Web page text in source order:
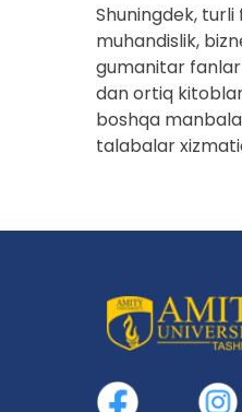
Shuningdek,
muhandislik,
gumanitar fanlar
dan ortiq
boshqa
talabalar